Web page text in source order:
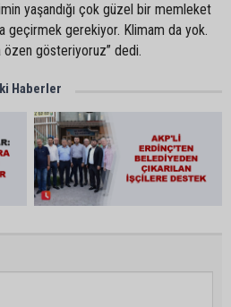
yaşandığı çok güzel bir memleket
geçirmek gerekiyor. Klimam da yok.
özen gösteriyoruz” dedi.
Haberler